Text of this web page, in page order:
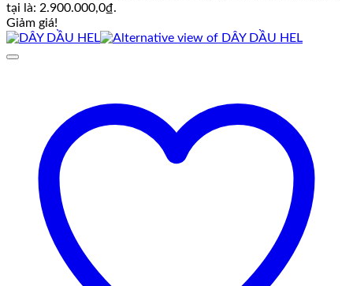
tại là: 2.900.000,0₫.
Giảm giá!